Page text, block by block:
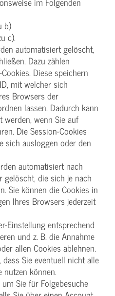
b)
c).
automatisiert gelöscht,
Dazu zählen
Diese speichern
mit welcher sich
Browsers der
lassen. Dadurch kann
werden, wenn Sie auf
Die Session-Cookies
sich ausloggen oder den
automatisiert nach
gelöscht, die sich je nach
Sie können die Cookies in
Ihres Browsers jederzeit
Einstellung entsprechend
und z. B. die Annahme
allen Cookies ablehnen.
Sie eventuell nicht alle
nutzen können.
Sie für Folgebesuche